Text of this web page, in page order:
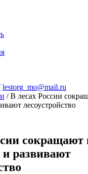
lestorg_mo@mail.ru
/В лесах России
лесоустройство
и развивают